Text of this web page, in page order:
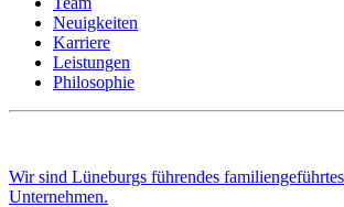
Neuigkeiten
Karriere
Leistungen
Philosophie
Wir sind Lüneburgs führendes
Unternehmen.